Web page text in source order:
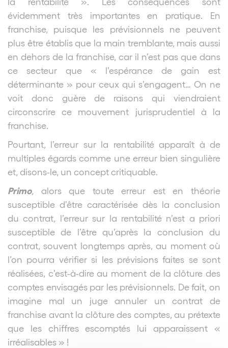
évidemment très importantes en pratique. En
franchise, puisque les prévisionnels ne peuvent
plus être établis que la main tremblante, mais aussi
en dehors de la franchise, car il n’est pas que dans
ce secteur que « l’espérance de gain est
déterminante » pour ceux qui s’engagent… On ne
voit donc guère de raisons qui viendraient
circonscrire ce mouvement jurisprudentiel à la
franchise.
Pourtant, l’erreur sur la rentabilité apparaît à de
multiples égards comme une erreur bien singulière
et, disons-le, un concept critiquable.
Primo, alors que toute erreur est en théorie
susceptible d’être caractérisée dès la conclusion
du contrat, l’erreur sur la rentabilité n’est a priori
susceptible de l’être qu’après la conclusion du
contrat, souvent longtemps après, au moment où
l’on pourra vérifier si les prévisions faites se sont
réalisées, c’est-à-dire au moment de la clôture des
comptes envisagés par les prévisionnels. De fait, on
imagine mal un juge annuler un contrat de
franchise avant la clôture des comptes, au prétexte
que les chiffres escomptés lui apparaissent «
irréalisables » !